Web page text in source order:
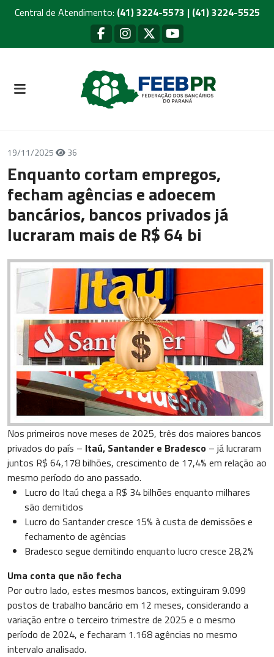
Central de Atendimento: (41) 3224-5573 | (41) 3224-5525
19/11/2025 36
Enquanto cortam empregos,
fecham agências e adoecem
bancários, bancos privados já
lucraram mais de R$ 64 bi
Nos primeiros nove meses de 2025, três dos maiores bancos
privados do país – Itaú, Santander e Bradesco – já lucraram
juntos R$ 64,178 bilhões, crescimento de 17,4% em relação ao
mesmo período do ano passado.
Lucro do Itaú chega a R$ 34 bilhões enquanto milhares
são demitidos
Lucro do Santander cresce 15% à custa de demissões e
fechamento de agências
Bradesco segue demitindo enquanto lucro cresce 28,2%
Uma conta que não fecha
Por outro lado, estes mesmos bancos, extinguiram 9.099
postos de trabalho bancário em 12 meses, considerando a
variação entre o terceiro trimestre de 2025 e o mesmo
período de 2024, e fecharam 1.168 agências no mesmo
intervalo analisado.